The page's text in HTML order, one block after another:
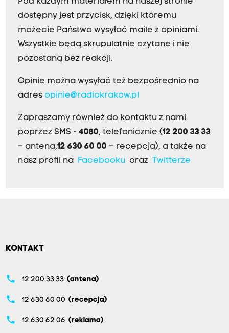
dostępny jest przycisk, dzięki któremu
możecie Państwo wysyłać maile z opiniami.
Wszystkie będą skrupulatnie czytane i nie
pozostaną bez reakcji.
Opinie można wysyłać też bezpośrednio na
adres opinie@radiokrakow.pl
Zapraszamy również do kontaktu z nami
poprzez SMS - 4080, telefonicznie (12 200 33 33
– antena,12 630 60 00 – recepcja), a także na
nasz profil na Facebookuoraz Twitterze
KONTAKT
phone 12 200 33 33 (antena)
phone 12 630 60 00 (recepcja)
phone 12 630 62 06 (reklama)